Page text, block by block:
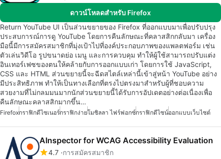
ดาวน์โหลดสำหรับ Firefox
Return YouTube UI เป็นส่วนขยายของ Firefox ที่ออกแบบมาเพื่อปรับปรุง
ประสบการณ์การดู YouTube โดยการคืนลักษณะที่คลาสสิกกลับมา เครื่อง
มือนี้มีการสมัครสมาชิกที่มุ่งเป้าไปที่องค์ประกอบภาพของแพลตฟอร์ม เช่น
ตัวเล่นวิดีโอ รูปขนาดย่อ เมนู และการควบคุม ทำให้ผู้ใช้สามารถปรับแต่ง
อินเทอร์เฟซของตนให้คล้ายกับการออกแบบเก่า โดยการใช้ JavaScript,
CSS และ HTML ส่วนขยายนี้จะฉีดสไตล์เหล่านี้เข้าสู่หน้า YouTube อย่าง
มีประสิทธิภาพ ทำให้เป็นทางเลือกที่ตรงไปตรงมาสำหรับผู้ที่ชอบความ
สวยงามที่ไม่กลมมนมากนักส่วนขยายนี้ได้รับการอัปเดตอย่างต่อเนื่องเพื่อ
คืนลักษณะคลาสสิกมากขึ้น…
Firefoxกราฟิกดีไซเนอร์กราฟิกง่ายโมซิลลา ไฟร์ฟอกซ์กราฟิกดีไซน์ออกแบบเว็บไซต์
AInspector for WCAG Accessibility Evaluation
4.7 การสมัครสมาชิก